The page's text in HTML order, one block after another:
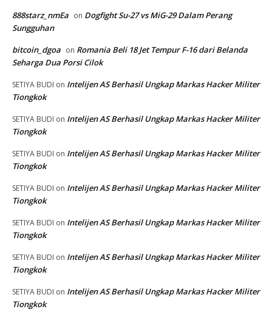
888starz_nmEa on Dogfight Su-27 vs MiG-29 Dalam Perang
Sungguhan
bitcoin_dgoa on Romania Beli 18 Jet Tempur F-16 dari Belanda
Seharga Dua Porsi Cilok
SETIYA BUDI on Intelijen AS Berhasil Ungkap Markas Hacker Militer
Tiongkok
SETIYA BUDI on Intelijen AS Berhasil Ungkap Markas Hacker Militer
Tiongkok
SETIYA BUDI on Intelijen AS Berhasil Ungkap Markas Hacker Militer
Tiongkok
SETIYA BUDI on Intelijen AS Berhasil Ungkap Markas Hacker Militer
Tiongkok
SETIYA BUDI on Intelijen AS Berhasil Ungkap Markas Hacker Militer
Tiongkok
SETIYA BUDI on Intelijen AS Berhasil Ungkap Markas Hacker Militer
Tiongkok
SETIYA BUDI on Intelijen AS Berhasil Ungkap Markas Hacker Militer
Tiongkok